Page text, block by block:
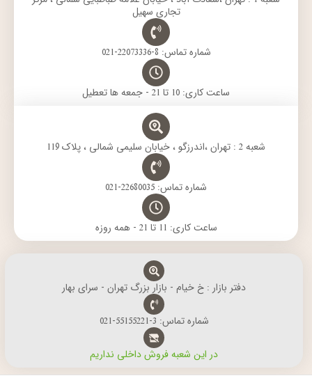
تجاری سهیل
شماره تماس: 8-22073336-021
ساعت کاری: 10 تا 21 - جمعه ها تعطیل
شعبه 2 : تهران ،اندرزگو ، خیابان سلیمی شمالی ، پلاک 119
شماره تماس: 22680035-021
ساعت کاری: 11 تا 21 - همه روزه
دفتر بازار : خ خیام - بازار بزرگ تهران - سرای بهار
شماره تماس: 3-55155221-021
در این شعبه فروش داخلی نداریم